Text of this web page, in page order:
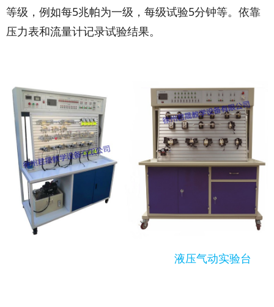
等级，例如每5兆帕为一级，每级试验5分钟等。依靠
压力表和流量计记录试验结果。
液压气动实验台